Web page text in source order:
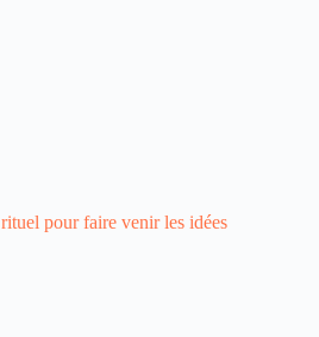
pour faire venir les idées